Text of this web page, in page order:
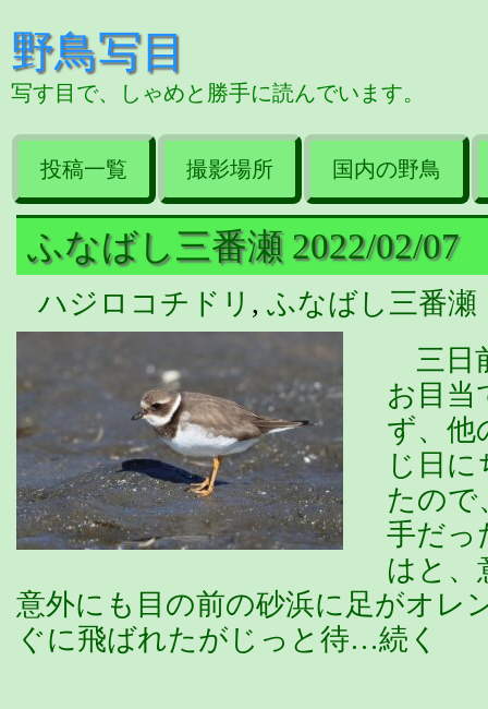
野鳥写目
写す目で、しゃめと勝手に読んでいます。
投稿一覧 撮影場所 国内の野鳥
ふなばし三番瀬 2022/02/07
ハジロコチドリ , ふなばし三番瀬
三日
お目当
ず、他
じ日
たので
手だ
はと
意外にも目の前の砂浜に足がオレ
ぐに飛ばれたがじっと待…続く